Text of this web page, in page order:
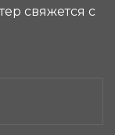
свяжется с